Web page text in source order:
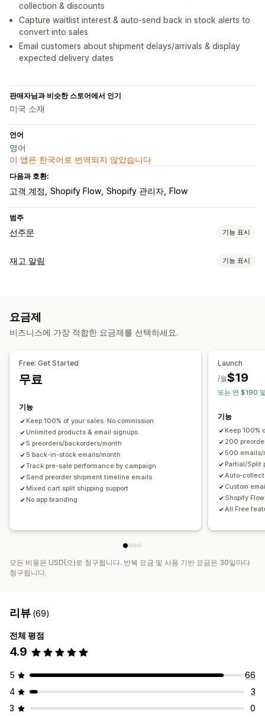
collection & discounts
Capture waitlist interest & auto-send back in stock alerts to
convert into sales
Email customers about shipment delays/arrivals & display
expected delivery dates
판매자님과 비슷한 스토어에서 인기
미국 소재
언어
영어
이 앱은 한국어로 번역되지 않았습니다
다음과 호환:
고객 계정 Shopify Flow Shopify 관리자 Flow
범주
선주문 기능 표시
주문 유형
맞춤 설정
버튼
배지 사용자 지정 텍스트 이메일 알림
결제 옵션
예치금 부분 결제
할인
재고 알림 기능 표시
사용자 지정 알림
분석 및 보고
요금제
비즈니스에 가장 적합한 요금제를 선택하세요.
Free: Get Started
무료
기능
Keep 100% of your sales. No commission
Unlimited products & email signups
5 preorders/backorders/month
5 back-in-stock emails/month
Track pre-sale performance by campaign
Send preorder shipment timeline emails
Mixed cart split shipping support
No app branding
Launch
$19
/월
또는 연 $190
기능
Keep 100%
200
500 emails/
Partial/Split
Auto-
Custom
Shopify
All Free
모든 비용은 USD(으)로 청구됩니다. 반복 요금 및 사용 기반 요금은 30일마다
청구됩니다.
리뷰 (69)
전체 평점
4.9
5
66
4
3
3
0